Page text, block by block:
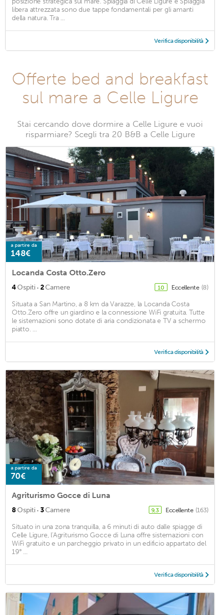
libera attrezzata sono due tappe fondamentali per gli amanti
della natura. Tra ...
Verifica disponibilità
Offerte bed and breakfast
sul mare a Celle Ligure
Stai cercando dove dormire a Celle Ligure e vuoi
risparmiare? Scegli tra 20 B&B a Celle Ligure
a partire da
148€
Locanda Costa Otto.Zero
4Ospiti · 2Camere 10 Eccellente (8)
Situata a San Martino, a 8 km da Varazze, la Locanda Costa
Otto.Zero offre un giardino e la connessione WiFi gratuita. Tutte
le sistemazioni sono dotate di aria condizionata e TV a schermo
piatto. ...
Verifica disponibilità
a partire da
70€
Agriturismo Gocce di Luna
8Ospiti · 3Camere 9,3 Eccellente (163)
Situato in una zona tranquilla, a 6 minuti di auto dalle spiagge di
Celle Ligure, l'Agriturismo Gocce di Luna offre sistemazioni con
WiFi gratuito e un parcheggio privato in un edificio appartato del
19° ...
Verifica disponibilità